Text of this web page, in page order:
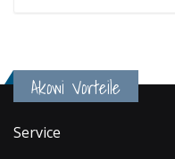
Akowi Vorteile
Service